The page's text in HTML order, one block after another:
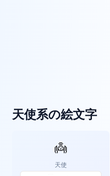
天使系の絵文字
👼
天使